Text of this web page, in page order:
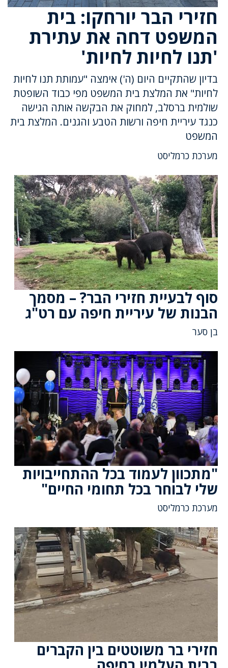
חזירי הבר יורחקו: בית
המשפט דחה את עתירת
'תנו לחיות לחיות'
בדיון שהתקיים היום (ה') אימצה "עמותת תנו לחיות
לחיות" את המלצת בית המשפט מפי כבוד השופטת
שולמית ברסלב, למחוק את הבקשה אותה הגישה
כנגד עיריית חיפה ורשות הטבע והגנים. המלצת בית
המשפט
מערכת כרמליסט
סוף לבעיית חזירי הבר? – מסמך
הבנות של עיריית חיפה עם רט"ג
בן סער
"מתכוון לעמוד בכל ההתחייבויות
שלי לבוחר בכל תחומי החיים"
מערכת כרמליסט
חזירי בר משוטטים בין הקברים